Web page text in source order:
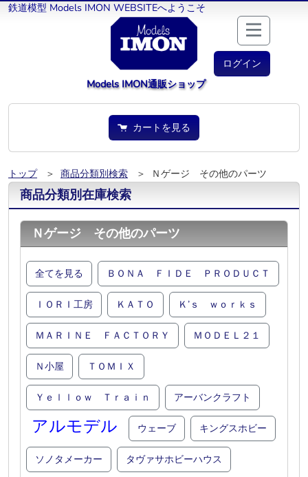
鉄道模型 Models IMON WEBSITEへようこそ
ログイン
Models IMON通販ショップ
カートを見る
トップ ＞ 商品分類別検索 ＞ Ｎゲージ その他のパーツ
商品分類別在庫検索
Ｎゲージ その他のパーツ
全てを見る ＢＯＮＡ ＦＩＤＥ ＰＲＯＤＵＣＴ
ＩＯＲＩ工房 ＫＡＴＯ Ｋ’ｓ ｗｏｒｋｓ
ＭＡＲＩＮＥ ＦＡＣＴＯＲＹ ＭＯＤＥＬ２１
Ｎ小屋 ＴＯＭＩＸ
Ｙｅｌｌｏｗ Ｔｒａｉｎ アーバンクラフト
アルモデル ウェーブ キングスホビー
ソノタメーカー タヴァサホビーハウス